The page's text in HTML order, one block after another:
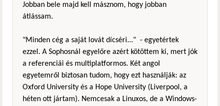
Jobban bele majd kell másznom, hogy jobban
átlássam.
"Minden cég a saját lovát dícséri..." - egyetértek
ezzel. A Sophosnál egyelőre azért kötöttem ki, mert jók
a referenciái és multiplatformos. Két angol
egyetemről biztosan tudom, hogy ezt használják: az
Oxford University és a Hope University (Liverpool, a
héten ott jártam). Nemcesak a Linuxos, de a Windows-